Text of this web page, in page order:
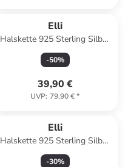
Elli
Halskette 925 Sterling Silber
Kugel, Plättchen in Silber
-50%
39,90 €
UVP: 79,90 €*
Elli
Halskette 925 Sterling Silber
in Silber
-30%